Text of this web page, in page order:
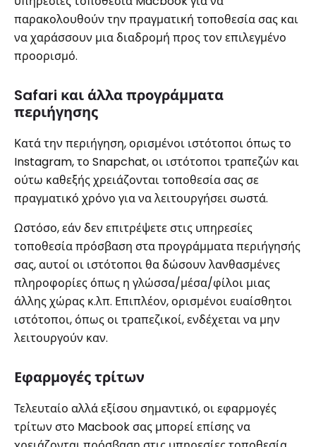
παρακολουθούν την πραγματική τοποθεσία σας και
να χαράσσουν μια διαδρομή προς τον επιλεγμένο
προορισμό.
Safari και άλλα προγράμματα
περιήγησης
Κατά την περιήγηση, ορισμένοι ιστότοποι όπως το
Instagram, το Snapchat, οι ιστότοποι τραπεζών και
ούτω καθεξής χρειάζονται τοποθεσία σας σε
πραγματικό χρόνο για να λειτουργήσει σωστά.
Ωστόσο, εάν δεν επιτρέψετε στις υπηρεσίες
τοποθεσία πρόσβαση στα προγράμματα περιήγησής
σας, αυτοί οι ιστότοποι θα δώσουν λανθασμένες
πληροφορίες όπως η γλώσσα/μέσα/φίλοι μιας
άλλης χώρας κ.λπ. Επιπλέον, ορισμένοι ευαίσθητοι
ιστότοποι, όπως οι τραπεζικοί, ενδέχεται να μην
λειτουργούν καν.
Εφαρμογές τρίτων
Τελευταίο αλλά εξίσου σημαντικό, οι εφαρμογές
τρίτων στο Macbook σας μπορεί επίσης να